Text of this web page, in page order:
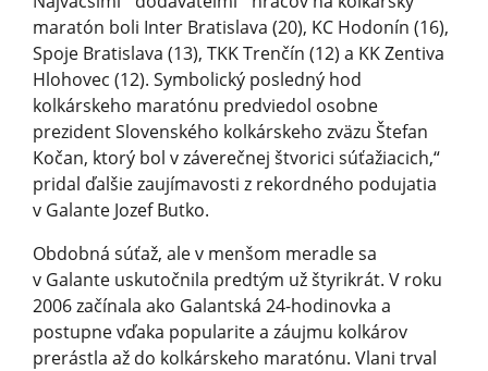
maratón boli Inter Bratislava (20), KC Hodonín (16),
Spoje Bratislava (13), TKK Trenčín (12) a KK Zentiva
Hlohovec (12). Symbolický posledný hod
kolkárskeho maratónu predviedol osobne
prezident Slovenského kolkárskeho zväzu Štefan
Kočan, ktorý bol v záverečnej štvorici súťažiacich,“
pridal ďalšie zaujímavosti z rekordného podujatia
v Galante Jozef Butko.
Obdobná súťaž, ale v menšom meradle sa
v Galante uskutočnila predtým už štyrikrát. V roku
2006 začínala ako Galantská 24-hodinovka a
postupne vďaka popularite a záujmu kolkárov
prerástla až do kolkárskeho maratónu. Vlani trval